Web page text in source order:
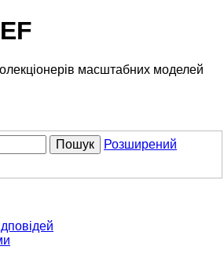
масштабних моделей
Пошук
Розширений